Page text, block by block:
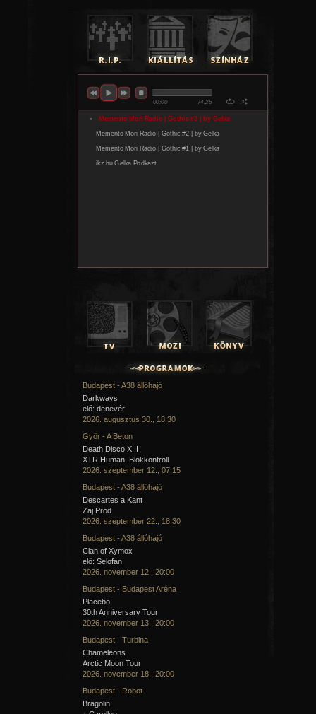
Budapest - A38 állóhajó
Darkways
elő: denevér
2026. augusztus 30., 18:30
Győr - A Beton
Death Disco XIII
XTR Human, Blokkontroll
2026. szeptember 12., 07:15
Budapest - A38 állóhajó
Descartes a Kant
Zaj Prod.
2026. szeptember 22., 18:30
Budapest - A38 állóhajó
Clan of Xymox
elő: Selofan
2026. november 12., 20:00
Budapest - Budapest Aréna
Placebo
30th Anniversary Tour
2026. november 13., 20:00
Budapest - Turbina
Chameleons
Arctic Moon Tour
2026. november 18., 20:00
Budapest - Robot
Bragolin